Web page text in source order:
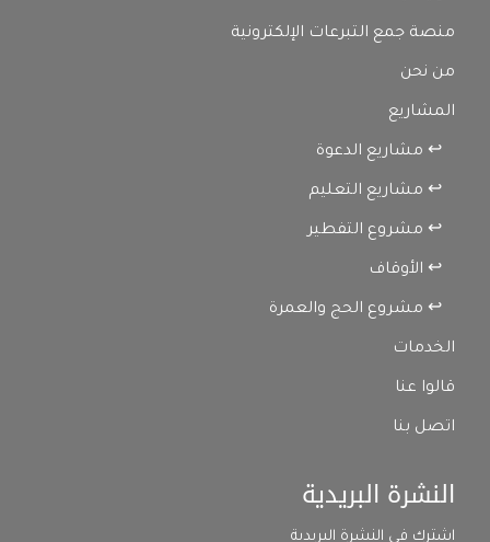
منصة جمع التبرعات الإلكترونية
من نحن
المشاريع
↩ مشاريع الدعوة
↩ مشاريع التعليم
↩ مشروع التفطير
↩ الأوقاف
↩ مشروع الحج والعمرة
الخدمات
قالوا عنا
اتصل بنا
النشرة البريدية
اشترك في النشرة البريدية